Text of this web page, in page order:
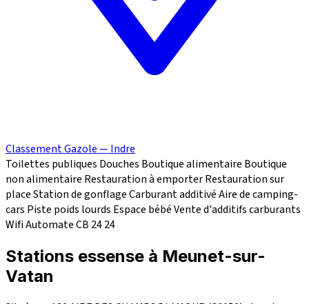
Classement Gazole — Indre
Toilettes publiques Douches Boutique alimentaire Boutique
non alimentaire Restauration à emporterRestauration sur
placeStation de gonflageCarburant additivéAire de camping-
cars Piste poids lourds Espace bébéVente d'additifs carburants
WifiAutomate CB 2424
Stations essense à Meunet-sur-
Vatan